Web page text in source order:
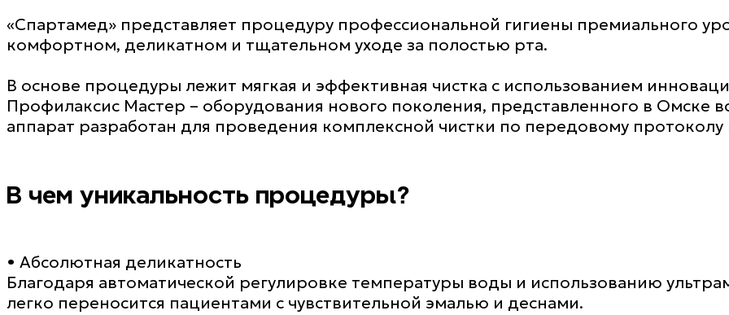
«Спартамед» представляет процедуру профессиональной гигиены премиального
комфортном, деликатном и тщательном уходе за полостью рта.
В основе процедуры лежит мягкая и эффективная чистка с использованием
Профилаксис Мастер – оборудования нового поколения, представленного в Омске
аппарат разработан для проведения комплексной чистки по передовому
В чем уникальность процедуры?
• Абсолютная деликатность
Благодаря автоматической регулировке температуры воды и использованию
легко переносится пациентами с чувствительной эмалью и деснами.